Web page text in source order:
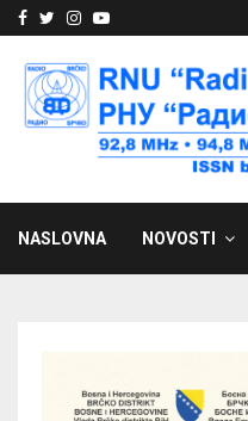
Facebook
Twitter
Instagram
Youtube
NASLOVNA NOVOSTI